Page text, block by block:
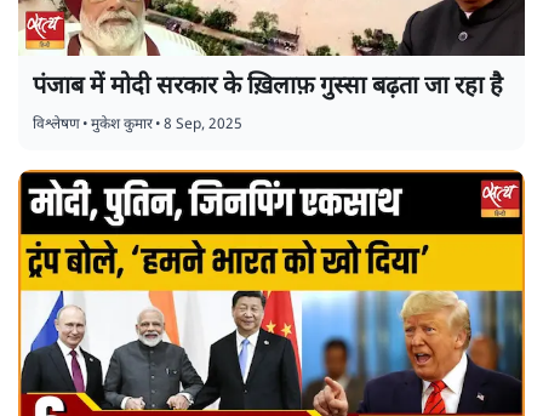
पंजाब में मोदी सरकार के ख़िलाफ़ गुस्सा बढ़ता जा रहा है
विश्लेषण•मुकेश कुमार•8 Sep, 2025